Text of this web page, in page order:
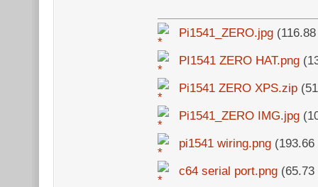
Pi1541_ZERO.jpg
PI1541 ZERO HAT.png
Pi1541 ZERO XPS.zip
Pi1541_ZERO IMG.jpg
pi1541 wiring.png
c64 serial port.png